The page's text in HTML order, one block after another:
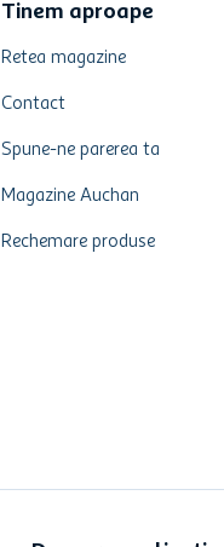
Tinem aproape
Retea magazine
Contact
Spune-ne parerea ta
Magazine Auchan
Rechemare produse